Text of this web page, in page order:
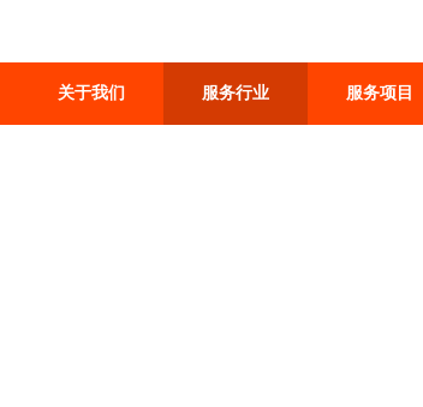
关于我们 服务行业 服务项目